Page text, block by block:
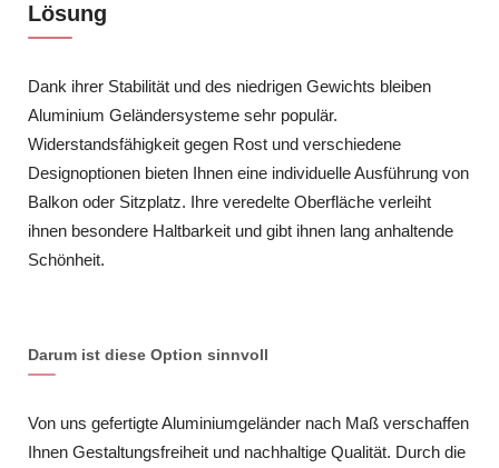
Lösung
Dank ihrer Stabilität und des niedrigen Gewichts bleiben
Aluminium Geländersysteme sehr populär.
Widerstandsfähigkeit gegen Rost und verschiedene
Designoptionen bieten Ihnen eine individuelle Ausführung von
Balkon oder Sitzplatz. Ihre veredelte Oberfläche verleiht
ihnen besondere Haltbarkeit und gibt ihnen lang anhaltende
Schönheit.
Darum ist diese Option sinnvoll
Von uns gefertigte Aluminiumgeländer nach Maß verschaffen
Ihnen Gestaltungsfreiheit und nachhaltige Qualität. Durch die